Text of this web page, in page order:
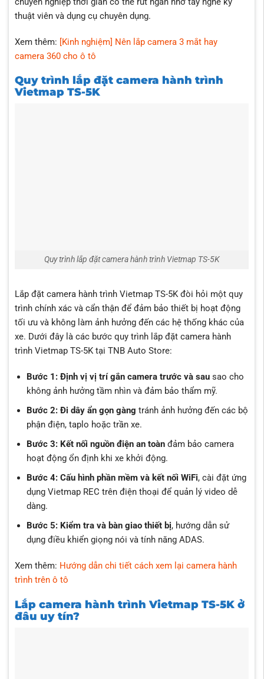
thuật viên và dụng cụ chuyên dụng.
Xem thêm: [Kinh nghiệm] Nên lắp camera 3 mắt hay
camera 360 cho ô tô
Quy trình lắp đặt camera hành trình
Vietmap TS-5K
Quy trình lắp đặt camera hành trình Vietmap TS-5K
Lắp đặt camera hành trình Vietmap TS-5K đòi hỏi một quy
trình chính xác và cẩn thận để đảm bảo thiết bị hoạt động
tối ưu và không làm ảnh hưởng đến các hệ thống khác của
xe. Dưới đây là các bước quy trình lắp đặt camera hành
trình Vietmap TS-5K tại TNB Auto Store:
Bước 1: Định vị vị trí gắn camera trước và sausao cho
không ảnh hưởng tầm nhìn và đảm bảo thẩm mỹ.
Bước 2: Đi dây ẩn gọn gàng tránh ảnh hưởng đến các bộ
phận điện, taplo hoặc trần xe.
Bước 3: Kết nối nguồn điện an toànđảm bảo camera
hoạt động ổn định khi xe khởi động.
Bước 4: Cấu hình phần mềm và kết nối WiFi, cài đặt ứng
dụng Vietmap REC trên điện thoại để quản lý video dễ
dàng.
Bước 5: Kiểm tra và bàn giao thiết bị, hướng dẫn sử
dụng điều khiển giọng nói và tính năng ADAS.
Xem thêm: Hướng dẫn chi tiết cách xem lại camera hành
trình trên ô tô
Lắp camera hành trình Vietmap TS-5K ở
đâu uy tín?